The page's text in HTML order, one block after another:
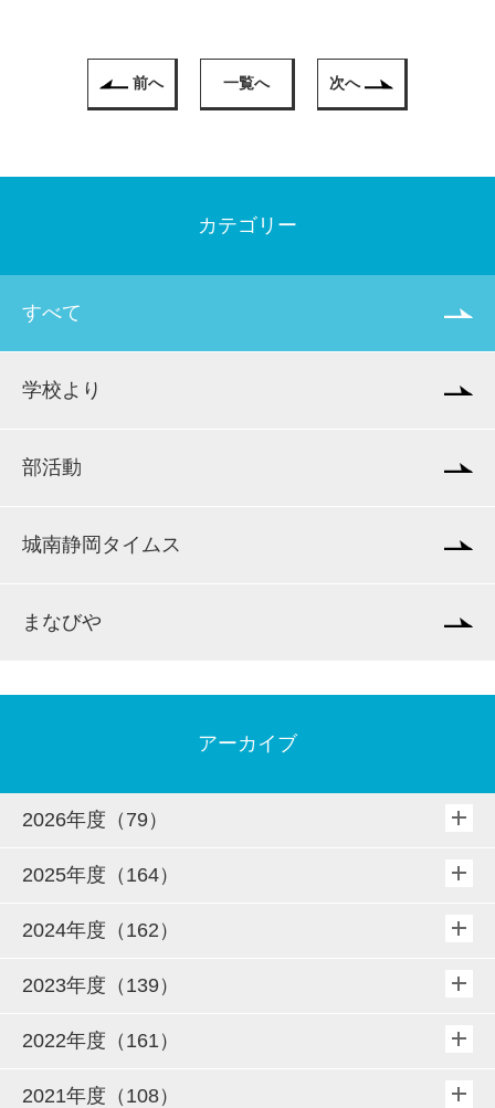
前へ 一覧へ 次へ
カテゴリー
すべて
学校より
部活動
城南静岡タイムス
まなびや
アーカイブ
2026年度（79）
2025年度（164）
2024年度（162）
2023年度（139）
2022年度（161）
2021年度（108）